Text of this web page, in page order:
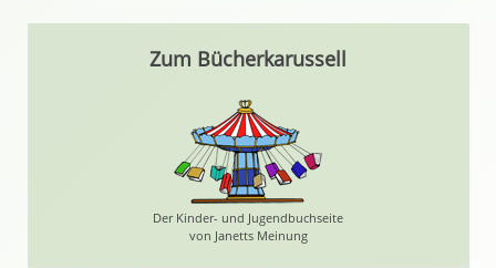
Zum Bücherkarussell
Der Kinder- und Jugendbuchseite
von Janetts Meinung